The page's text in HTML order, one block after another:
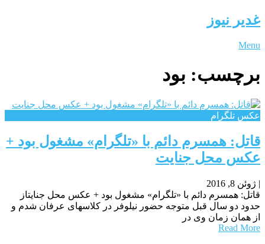
غدیر نیوز
Menu
برچسب: بود
عکس تلگرام
قاتل: همسرم دائم با «تلگرام» مشغول بود +
عکس محل جنایت
| ژوئن 8, 2016
قاتل: همسرم دائم با «تلگرام» مشغول بود + عکس محل جنایتاز
حدود دو سال قبل متوجه حضور نیلوفر در کلاسهای عرفان شدم و
از همان زمان وی در
Read More